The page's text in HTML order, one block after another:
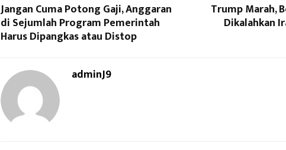
Jangan Cuma Potong Gaji, Anggaran
di Sejumlah Program Pemerintah
Harus Dipangkas atau Distop
Trump Marah,
Dikalahkan
adminJ9